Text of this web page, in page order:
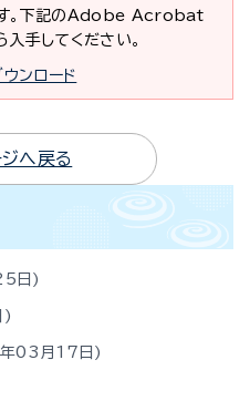
。下記のAdobe Acrobat
手してください。
ロード
へ戻る
日
03月17日